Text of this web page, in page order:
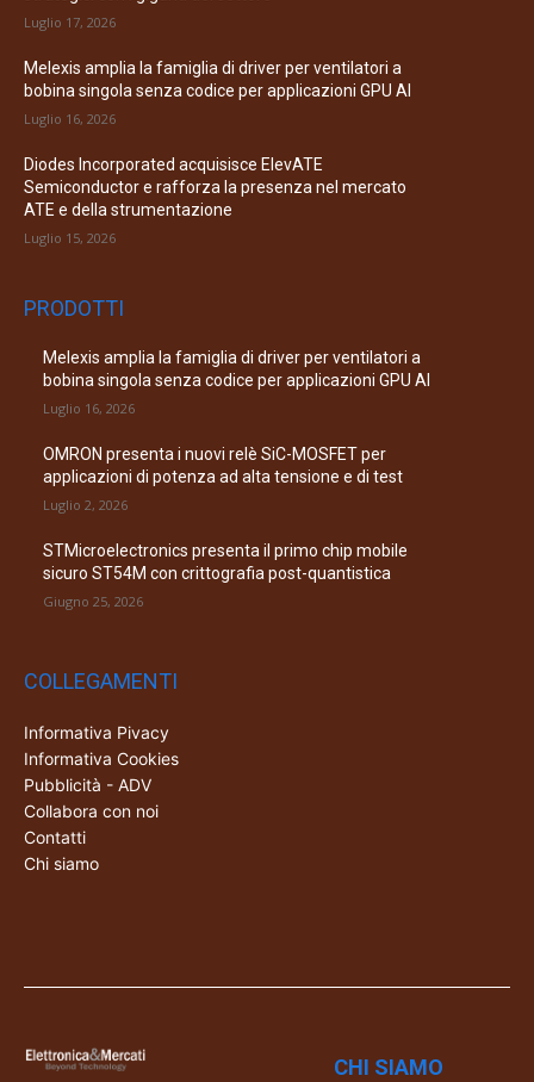
Luglio 17, 2026
Melexis amplia la famiglia di driver per ventilatori a
bobina singola senza codice per applicazioni GPU AI
Luglio 16, 2026
Diodes Incorporated acquisisce ElevATE
Semiconductor e rafforza la presenza nel mercato
ATE e della strumentazione
Luglio 15, 2026
PRODOTTI
Melexis amplia la famiglia di driver per ventilatori a
bobina singola senza codice per applicazioni GPU AI
Luglio 16, 2026
OMRON presenta i nuovi relè SiC-MOSFET per
applicazioni di potenza ad alta tensione e di test
Luglio 2, 2026
STMicroelectronics presenta il primo chip mobile
sicuro ST54M con crittografia post-quantistica
Giugno 25, 2026
COLLEGAMENTI
Informativa Pivacy
Informativa Cookies
Pubblicità - ADV
Collabora con noi
Contatti
Chi siamo
CHI SIAMO